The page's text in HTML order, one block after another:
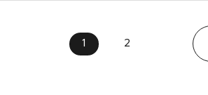
1 2